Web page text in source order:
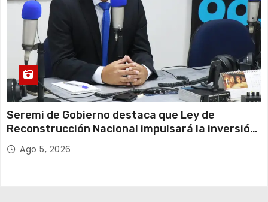
Seremi de Gobierno destaca que Ley de
Reconstrucción Nacional impulsará la inversión
y el empleo en Tarapacá
Ago 5, 2026